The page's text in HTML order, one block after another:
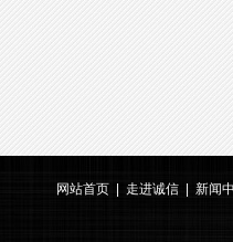
网站首页 走进诚信 新闻